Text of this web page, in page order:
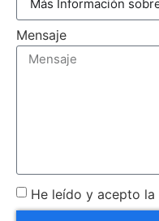
Mensaje
He leído y acepto la